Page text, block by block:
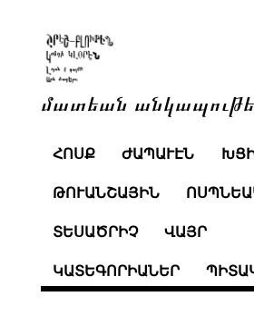
մատեան
ՀՈՍՔ ԺԱՊԱՒԷՆ
ԹՈՒԱՆՇԱՅԻՆ
ՏԵՍԱԾՐԻՉ ՎԱՅՐ
ԿԱՏԵԳՈՐԻԱՆԵՐ